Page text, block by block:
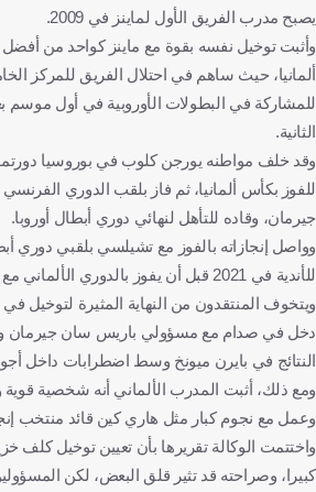
يصبح مدرب الفريق الأول لماينز في 2009.
وأثبت توخيل نفسه بقوة مع ماينز كواحد من
ألمانيا، حيث ساهم في احتلال الفريق للمركز
للمشاركة في البطولات الأوروبية في أول موسم
الثانية.
للفوز بكأس ألمانيا، ثم فاز بلقب الدوري
جيرمان، وقاده للتأهل لنهائي دوري أبطال أوروبا.
وواصل إنجازاته بالفوز مع تشيلسي بلقبي دوري
للأندية في 2021 قبل أن يفوز بالدوري الألماني مع بايرن في عام 2023.
ويتخوف المنتقدون من النهاية المثيرة لتوخيل
دخل في صدام مع مسؤولي باريس سان جيرمان
النتائج في بايرن ميونخ وسط اضطرابات داخل
ومع ذلك، أثبت المدرب الألماني أنه شخصية
وعمل مع نجوم كبار مثل هاري كين قائد منتخب
واختتمت الوكالة تقريرها بأن تعيين توخيل كلف
كبيرا، وصراحته قد تثير قلق البعض، لكن